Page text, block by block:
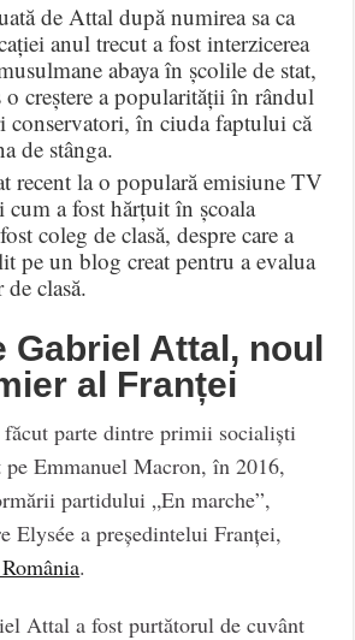
de Attal după numirea sa ca
anul trecut a fost interzicerea
abaya în școlile de stat,
o creștere a popularității în rândul
conservatori, în ciuda faptului că
de stânga.
recent la o populară emisiune TV
cum a fost hărțuit în școala
coleg de clasă, despre care a
pe un blog creat pentru a evalua
clasă.
Gabriel Attal, noul
al Franței
parte dintre primii socialiști
pe Emmanuel Macron, în 2016,
partidului „En marche”,
Elysée a președintelui Franței,
.
Attal a fost purtătorul de cuvânt